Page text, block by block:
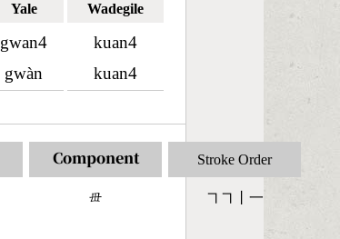
Yale Wadegile
gwan4
gwàn
kuan4
kuan4
Component
󶄐
Stroke Order
㇕㇕丨一